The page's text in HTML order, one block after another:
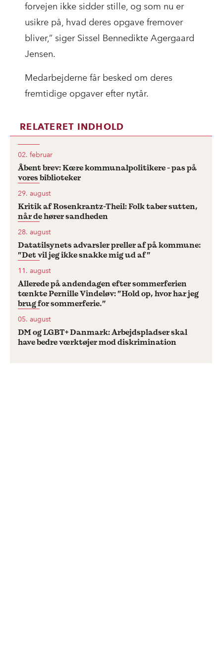
forvejen ikke sidder stille, og som nu er
usikre på, hvad deres opgave fremover
bliver,” siger Sissel Bennedikte Agergaard
Jensen.
Medarbejderne får besked om deres
fremtidige opgaver efter nytår.
RELATERET INDHOLD
02. februar
Åbent brev: Kære kommunalpolitikere - pas på
vores biblioteker
29. august
Kritik af Rosenkrantz-Theil: Folk taber sutten,
når de hører sandheden
28. august
Datatilsynets advarsler preller af på kommune:
”Det vil jeg ikke snakke mig ud af”
11. august
Allerede på andendagen efter sommerferien
tænkte Pernille Vindeløv: ”Hold op, hvor har jeg
brug for sommerferie.”
05. august
DM og LGBT+ Danmark: Arbejdspladser skal
have bedre værktøjer mod diskrimination